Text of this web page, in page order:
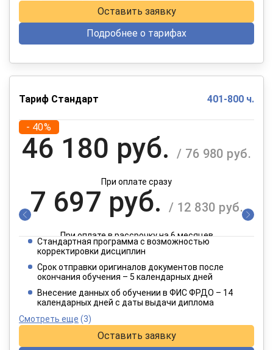
Оставить заявку
Подробнее о тарифах
Тариф Стандарт 401-800 ч.
- 40%
46 180 руб. / 76 980 руб.
При оплате сразу
7 697 руб. / 12 830 руб.
При оплате в рассрочку на 6 месяцев
3 849 руб.
При оплате в рассрочку на 12 месяцев
Стандартная программа с возможностью
корректировки дисциплин
Срок отправки оригиналов документов после
окончания обучения – 5 календарных дней
Внесение данных об обучении в ФИС ФРДО – 14
календарных дней с даты выдачи диплома
Смотреть еще (3)
Оставить заявку